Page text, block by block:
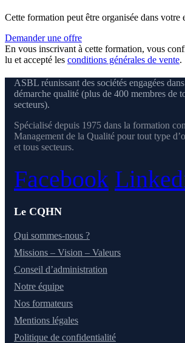
Cette formation peut être organisée dans votre
Demander une offre
En vous inscrivant à cette formation, vous
lu et accepté les conditions générales de vente.
ASBL réunissant des sociétés engagées
démarche qualité (plus de 400 membres de
secteurs).
Spécialisé depuis 1975 dans la formation
Management de la Qualité pour tout type
et tous secteurs.
Facebook
Le CQHN
Qui sommes-nous ?
Missions – Vision – Valeurs
Conseil d’administration
Notre équipe
Nos formateurs
Mentions légales
Politique de confidentialité